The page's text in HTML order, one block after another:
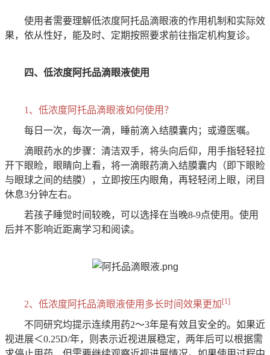
使用者需要理解低浓度阿托品滴眼液的作用机制和实际效
果，依从性好，能及时、定期按照要求前往指定机构复诊。
四、低浓度阿托品滴眼液使用
1、低浓度阿托品滴眼液如何使用？
每日一次，每次一滴，睡前滴入结膜囊内；或遵医嘱。
滴眼药水的步骤：清洁双手，将头向后仰，用手指轻轻拉
开下眼睑，眼睛向上看，将一滴眼药滴入结膜囊内（即下眼睑
与眼球之间的结膜），立即按压内眼角，再轻轻闭上眼，闭目
休息3分钟左右。
若孩子睡觉时间较晚，可以选择在当晚8-9点使用。使用
后并不影响近距离学习和阅读。
2、低浓度阿托品滴眼液使用多长时间效果更加 [1]
不同研究均提示连续用药2～3年是有效且安全的。如果近
视进展＜0.25D/年，则表示近视进展稳定，两年后可以根据需